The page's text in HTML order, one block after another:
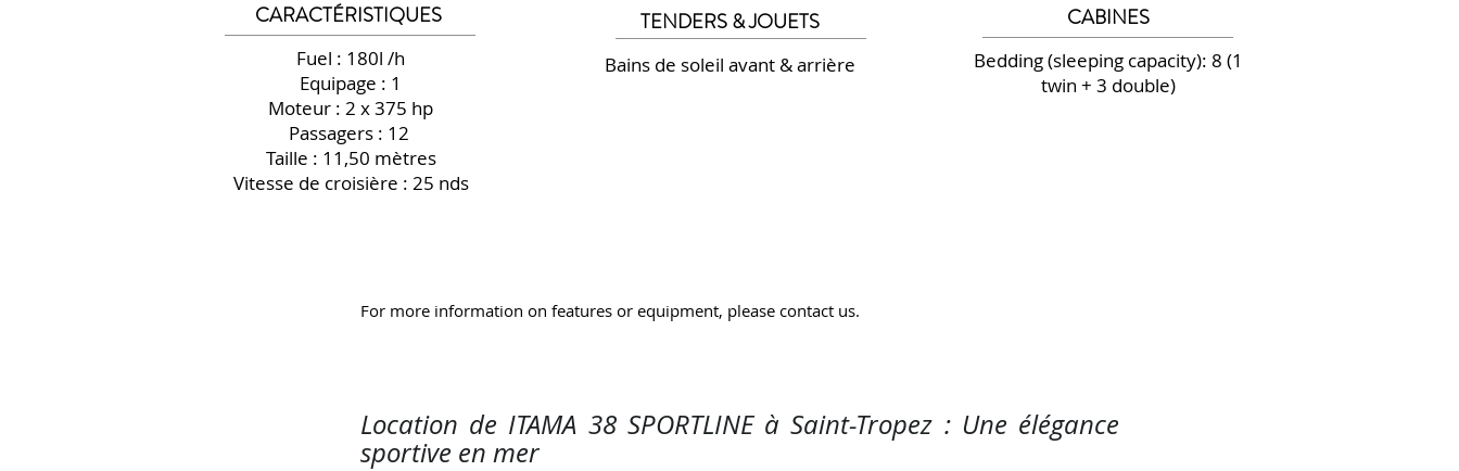
CARACTÉRISTIQUES
Fuel : 180l /h
Equipage : 1
Moteur : 2 x 375 hp
Passagers : 12
Taille : 11,50 mètres
Vitesse de croisière : 25 nds
TENDERS & JOUETS
Bains de soleil avant & arrière
CABINES
Bedding (sleeping capacity): 8 (1
twin + 3 double)
For more information on features or equipment, please contact us.
Location de ITAMA 38 SPORTLINE à Saint-Tropez : Une élégance
sportive en mer